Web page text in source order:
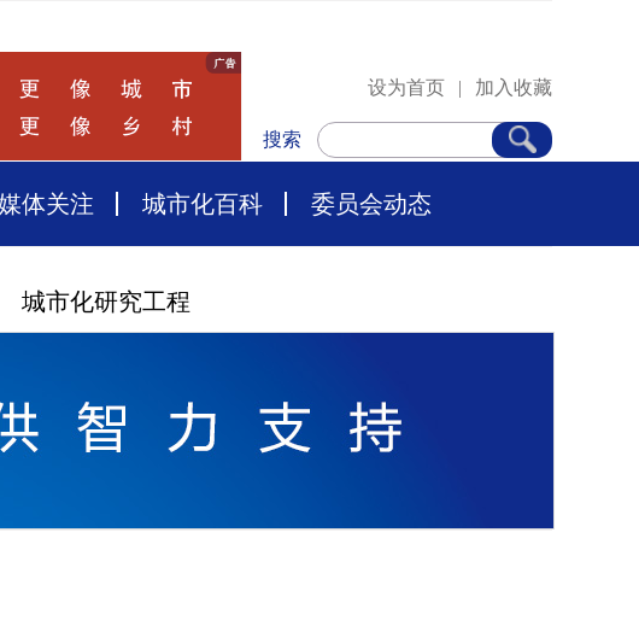
设为首页 | 加入收藏
搜索
体关注 城市化百科 委员会动态
城市化研究工程